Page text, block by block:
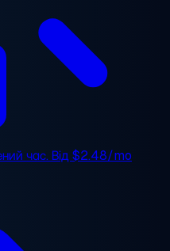
час. Від$2.48/mo